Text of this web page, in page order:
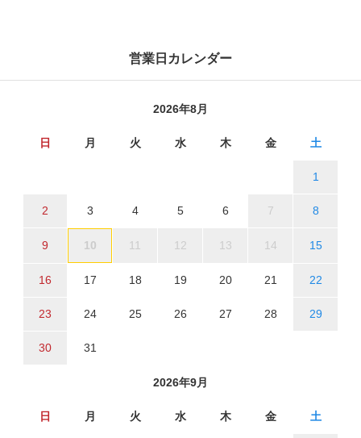
営業日カレンダー
2026年8月
日 月 火 水 木 金 土
1
2 3 4 5 6 7 8
9 10 11 12 13 14 15
16 17 18 19 20 21 22
23 24 25 26 27 28 29
30 31
2026年9月
日 月 火 水 木 金 土